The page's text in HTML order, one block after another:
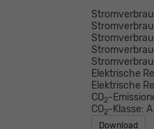
Elektrische
Elektrische
CO2-
CO2-Klasse: A
Download